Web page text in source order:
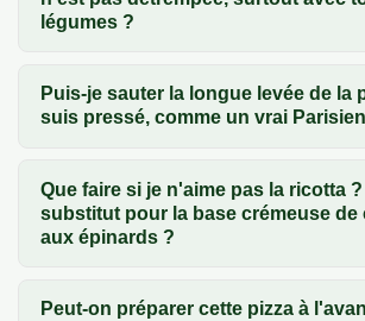
légumes ?
Puis-je sauter la longue levée de la
suis pressé, comme un vrai
Que faire si je n'aime pas la ricotta
substitut pour la base crémeuse de
aux épinards ?
Peut-on préparer cette pizza à